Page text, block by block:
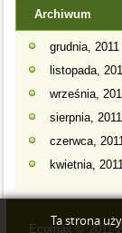
Archiwum
grudnia, 2011
listopada,
września,
sierpnia, 2011
czerwca,
kwietnia,
Ecomax ©
Ta strona